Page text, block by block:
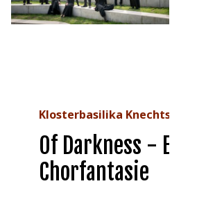
Klosterbasilika Knechtsteden
Of Darkness - Eine
Chorfantasie